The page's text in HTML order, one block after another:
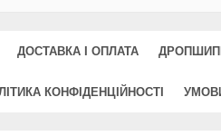
ДОСТАВКА І ОПЛАТА
КОНФІДЕНЦІЙНОСТІ